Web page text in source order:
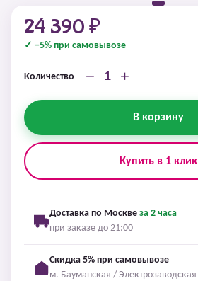
24 390 ₽
✓ −5% при самовывозе
Количество − +
В корзину
Купить в 1 клик
Доставка по Москве за 2 часа
при заказе до 21:00
Скидка 5% при самовывозе
м. Бауманская / Электрозаводская